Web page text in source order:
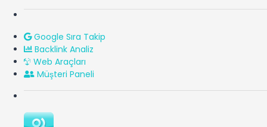
Google Sıra Takip
Backlink Analiz
Web Araçları
Müşteri Paneli